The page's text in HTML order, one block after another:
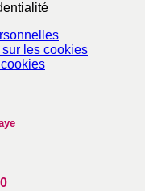
sur les cookies